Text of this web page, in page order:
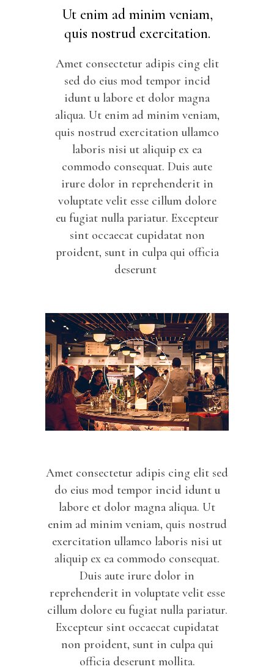
Ut enim ad minim veniam,
quis nostrud exercitation.
Amet consectetur adipis cing elit
sed do eius mod tempor incid
idunt u labore et dolor magna
aliqua. Ut enim ad minim veniam,
quis nostrud exercitation ullamco
laboris nisi ut aliquip ex ea
commodo consequat. Duis aute
irure dolor in reprehenderit in
voluptate velit esse cillum dolore
eu fugiat nulla pariatur. Excepteur
sint occaecat cupidatat non
proident, sunt in culpa qui officia
deserunt
Amet consectetur adipis cing elit sed
do eius mod tempor incid idunt u
labore et dolor magna aliqua. Ut
enim ad minim veniam, quis nostrud
exercitation ullamco laboris nisi ut
aliquip ex ea commodo consequat.
Duis aute irure dolor in
reprehenderit in voluptate velit esse
cillum dolore eu fugiat nulla pariatur.
Excepteur sint occaecat cupidatat
non proident, sunt in culpa qui
officia deserunt mollita.